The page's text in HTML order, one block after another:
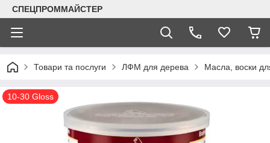
СПЕЦПРОММАЙСТЕР
Товари та послуги ЛФМ для дерева Масла, воски
10-30 Gloss